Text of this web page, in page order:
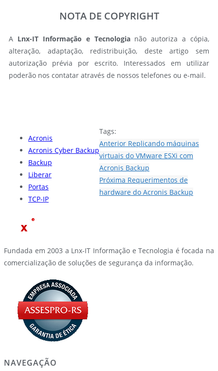
NOTA DE COPYRIGHT
A Lnx-IT Informação e Tecnologianão autoriza a cópia,
alteração, adaptação, redistribuição, deste artigo sem
autorização prévia por escrito. Interessados em utilizar
poderão nos contatar através de nossos telefones ou e-mail.
Tags:
Acronis
Acronis Cyber Backup
Backup
Liberar
Portas
TCP-IP
Anterior Replicando máquinas
virtuais do VMware ESXi com
Acronis Backup
Próxima Requerimentos de
hardware do Acronis Backup
Fundada em 2003 a Lnx-IT Informação e Tecnologia é focada na
comercialização de soluções de segurança da informação.
NAVEGAÇÃO